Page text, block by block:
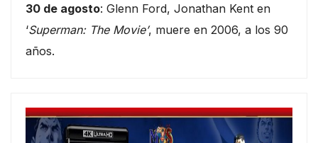
30 de agosto: Glenn Ford, Jonathan Kent en
‘Superman: The Movie’, muere en 2006, a los 90
años.